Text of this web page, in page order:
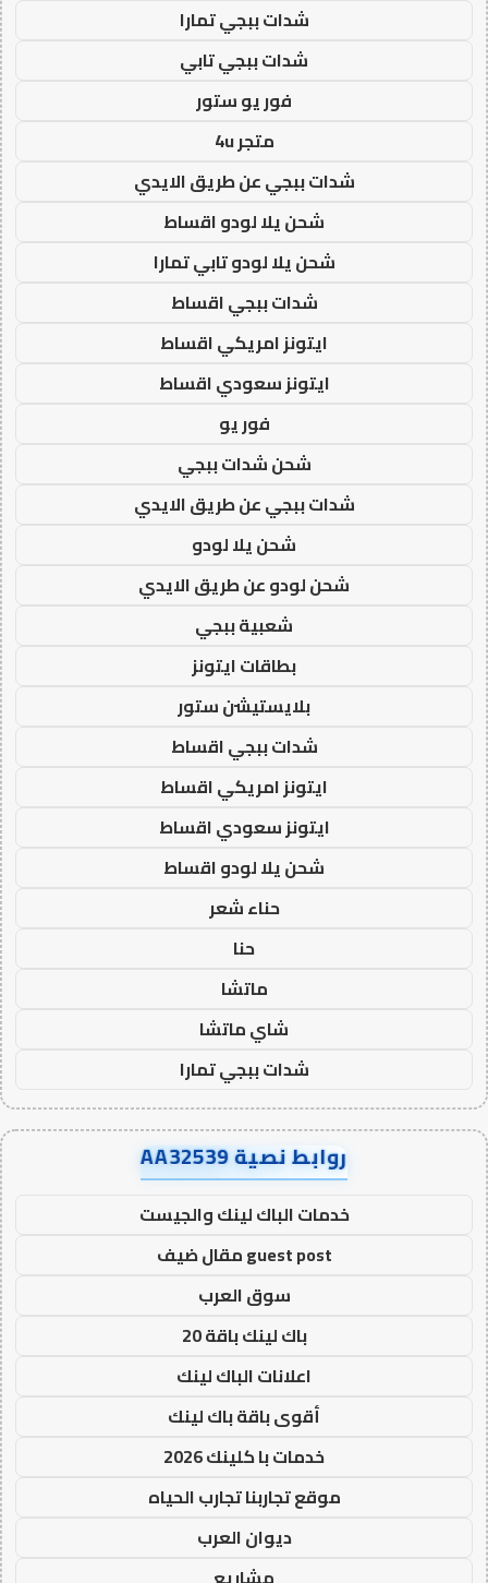
شدات ببجي تمارا
شدات ببجي تابي
فور يو ستور
متجر 4u
شدات ببجي عن طريق الايدي
شحن يلا لودو اقساط
شحن يلا لودو تابي تمارا
شدات ببجي اقساط
ايتونز امريكي اقساط
ايتونز سعودي اقساط
فور يو
شحن شدات ببجي
شدات ببجي عن طريق الايدي
شحن يلا لودو
شحن لودو عن طريق الايدي
شعبية ببجي
بطاقات ايتونز
بلايستيشن ستور
شدات ببجي اقساط
ايتونز امريكي اقساط
ايتونز سعودي اقساط
شحن يلا لودو اقساط
حناء شعر
حنا
ماتشا
شاي ماتشا
شدات ببجي تمارا
روابط نصية AA32539
خدمات الباك لينك والجيست
guest post مقال ضيف
سوق العرب
باك لينك باقة 20
اعلانات الباك لينك
أقوى باقة باك لينك
خدمات با كلينك 2026
موقع تجاربنا تجارب الحياه
ديوان العرب